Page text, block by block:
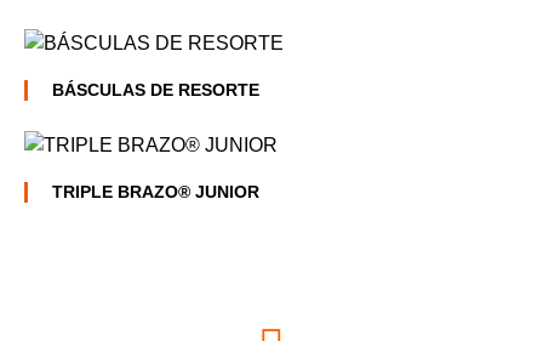
BÁSCULAS DE RESORTE
TRIPLE BRAZO® JUNIOR